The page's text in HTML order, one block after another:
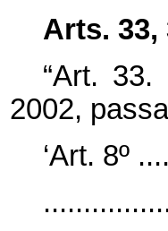
Arts. 33,
“Art.
2002,
‘Art. 8º